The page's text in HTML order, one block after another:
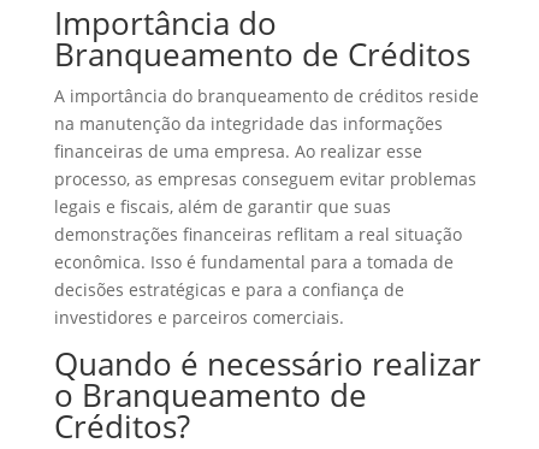
Importância do
Branqueamento de Créditos
A importância do branqueamento de créditos reside
na manutenção da integridade das informações
financeiras de uma empresa. Ao realizar esse
processo, as empresas conseguem evitar problemas
legais e fiscais, além de garantir que suas
demonstrações financeiras reflitam a real situação
econômica. Isso é fundamental para a tomada de
decisões estratégicas e para a confiança de
investidores e parceiros comerciais.
Quando é necessário realizar
o Branqueamento de
Créditos?